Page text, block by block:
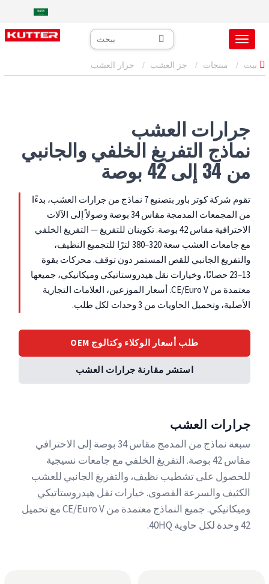
منتجات جز العشب
جرارات العشب
نماذج التفريغ الخلفي والجانبي
من 34 إلى 42 بوصة
تقوم شركة كوتر باور بتصنيع 7 نماذج من جرارات العشب، بدءًا
من المجمعات المدمجة مقاس 34 بوصة وصولاً إلى الآلات
الاحترافية مقاس 42 بوصة. تكوينان للتفريغ — التفريغ الخلفي
مع جامعات العشب سعة 320–380 لترًا للتجميع النظيف،
والتفريغ الجانبي للقص المستمر دون توقف. محركات بقوة
13–23 حصانًا، وخيارات نقل هيدروستاتيكي وميكانيكي، جميعها
معتمدة من CE/Euro V. أسعار الموزعين، العلامات التجارية
الأصلية، وتحميل الحاويات من 3 وحدات لكل طلب.
طلب أسعار الوكلاء وكتالوج OEM
استشر مقارنة جرارات العشب
جرارات العشب
سبعة نماذج من المدمج مقاس 34 بوصة إلى الاحترافي
مقاس 42 بوصة. التفريغ الخلفي مع جامعات نسيجية
للحصول على تشطيب نظيف، والتفريغ الجانبي للعشب
الكثيف والسرعة القصوى. خيارات نقل هيدروستاتيكي
وميكانيكي. جميع النماذج معتمدة من CE/Euro V مع تحميل
42 وحدة لكل حاوية 40HQ.